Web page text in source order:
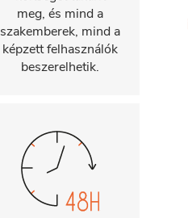
meg, és mind a
szakemberek, mind a
képzett felhasználók
beszerelhetik.